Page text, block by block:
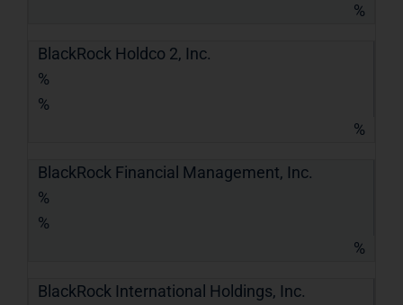
%
BlackRock Holdco 2, Inc.
%
%
%
BlackRock Financial Management, Inc.
%
%
%
BlackRock International Holdings, Inc.